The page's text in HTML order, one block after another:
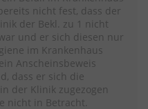
nicht fest, dass der
der Bekl. zu 1 nicht
und er sich diesen nur
im Krankenhaus
Anscheinsbeweis
dass er sich die
der Klinik zugezogen
nicht in Betracht.